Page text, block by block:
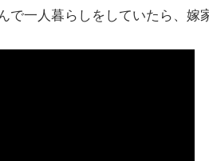
で一人暮らしをしていたら、嫁